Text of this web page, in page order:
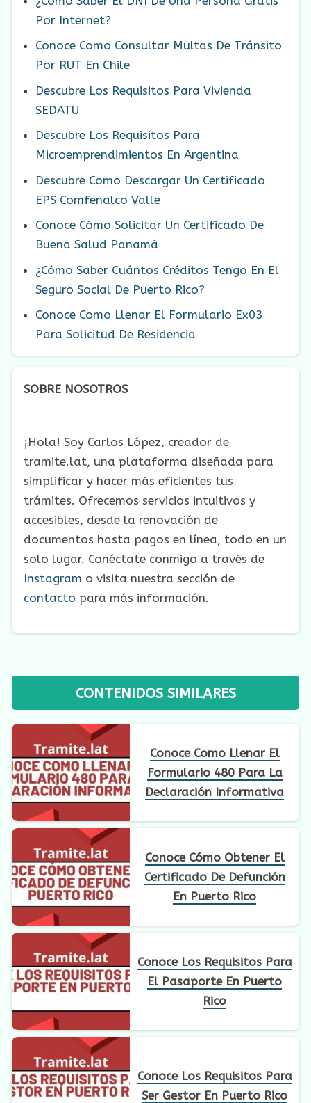
Por Internet?
Conoce Como Consultar Multas De Tránsito
Por RUT En Chile
Descubre Los Requisitos Para Vivienda
SEDATU
Descubre Los Requisitos Para
Microemprendimientos En Argentina
Descubre Como Descargar Un Certificado
EPS Comfenalco Valle
Conoce Cómo Solicitar Un Certificado De
Buena Salud Panamá
¿Cómo Saber Cuántos Créditos Tengo En El
Seguro Social De Puerto Rico?
Conoce Como Llenar El Formulario Ex03
Para Solicitud De Residencia
SOBRE NOSOTROS
¡Hola! Soy Carlos López, creador de
tramite.lat, una plataforma diseñada para
simplificar y hacer más eficientes tus
trámites. Ofrecemos servicios intuitivos y
accesibles, desde la renovación de
documentos hasta pagos en línea, todo en un
solo lugar. Conéctate conmigo a través de
Instagram o visita nuestra sección de
contacto para más información.
CONTENIDOS SIMILARES
Conoce Como Llenar El
Formulario 480 Para La
Declaración Informativa
Conoce Cómo Obtener El
Certificado De Defunción
En Puerto Rico
Conoce Los Requisitos Para
El Pasaporte En Puerto
Rico
Conoce Los Requisitos Para
Ser Gestor En Puerto Rico